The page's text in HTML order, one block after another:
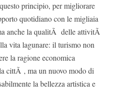
principio, per migliorare
quotidiano con le migliaia
anche la qualitÃ delle attivitÃ
vita lagunare: il turismo non
la ragione economica
cittÃ , ma un nuovo modo di
la bellezza artistica e